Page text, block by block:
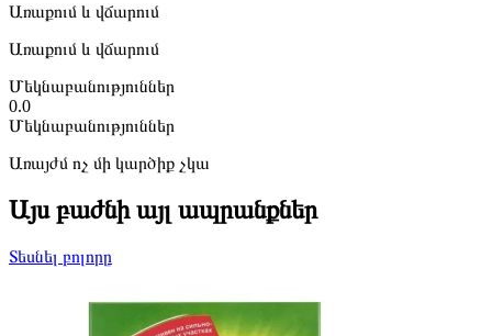
Առաքում և վճարում
Առաքում և վճարում
Մեկնաբանություններ
0.0
Մեկնաբանություններ
Առայժմ ոչ մի կարծիք չկա
Այս բաժնի այլ ապրանքներ
Տեսնել բոլորը